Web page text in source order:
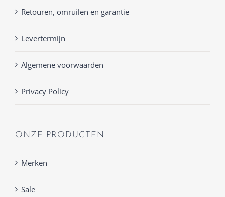
Retouren, omruilen en garantie
Levertermijn
Algemene voorwaarden
Privacy Policy
ONZE PRODUCTEN
Merken
Sale